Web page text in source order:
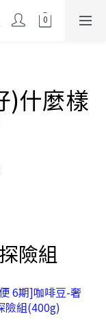
)什麼樣
險組